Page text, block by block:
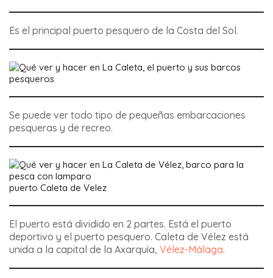
Es el principal puerto pesquero de la Costa del Sol.
Se puede ver todo tipo de pequeñas embarcaciones
pesqueras y de recreo.
puerto Caleta de Velez
El puerto está dividido en 2 partes. Está el puerto
deportivo y el puerto pesquero. Caleta de Vélez está
unida a la capital de la Axarquía, Vélez-Málaga.